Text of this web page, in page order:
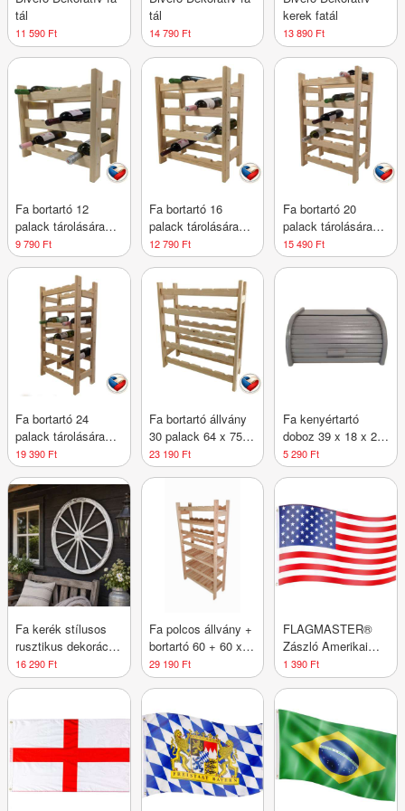
tál
11 590 Ft
tál
14 790 Ft
kerek fatál
13 890 Ft
Fa bortartó 12
palack tárolására
44×45×25 cm cseh
gyártmány
9 790 Ft
Fa bortartó 16
palack tárolására
44×60×25 cm cseh
gyártmány
12 790 Ft
Fa bortartó 20
palack tárolására
44×75×25 cm cseh
gyártmány
15 490 Ft
Fa bortartó 24
palack tárolására
44×90×25 cm cseh
gyártmány
19 390 Ft
Fa bortartó állvány
30 palack 64 x 75 x
25 cm cseh
gyártmány
23 190 Ft
Fa kenyértartó
doboz 39 x 18 x 29
cm
5 290 Ft
Fa kerék stílusos
rusztikus dekoráció
90 cm
16 290 Ft
Fa polcos állvány +
bortartó 60 + 60 x
64 x 25 cm
29 190 Ft
FLAGMASTER®
Zászló Amerikai
USA 120 x 80 cm
1 390 Ft